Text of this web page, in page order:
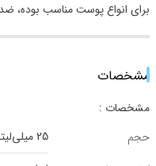
برای انواع پوست مناسب بوده،
مشخصات
مشخصات :
حجم
25 میلی‌لیتر